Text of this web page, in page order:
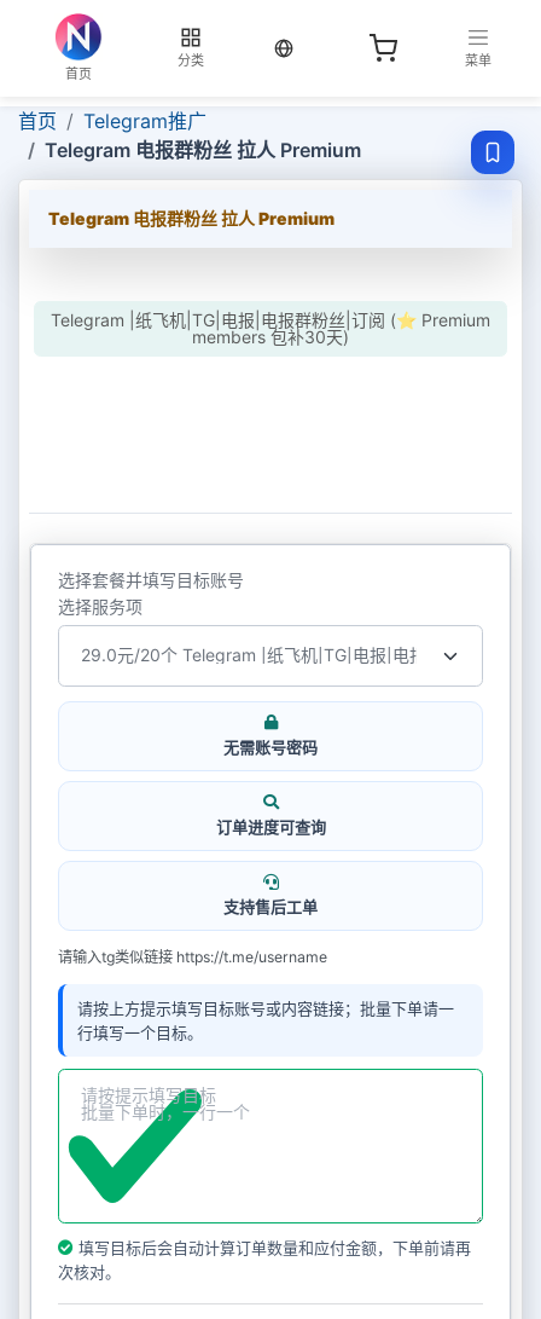
首页
分类
当前语言：中文
菜单
首页
Telegram推广
Telegram 电报群粉丝 拉人 Premium
Telegram 电报群粉丝 拉人 Premium
Telegram |纸飞机|TG|电报|电报群粉丝|订阅 (⭐ Premium
members 包补30天)
选择套餐并填写目标账号
选择服务项
无需账号密码
订单进度可查询
支持售后工单
请输入tg类似链接 https://t.me/username
请按上方提示填写目标账号或内容链接；批量下单请一
行填写一个目标。
填写目标后会自动计算订单数量和应付金额，下单前请再
次核对。